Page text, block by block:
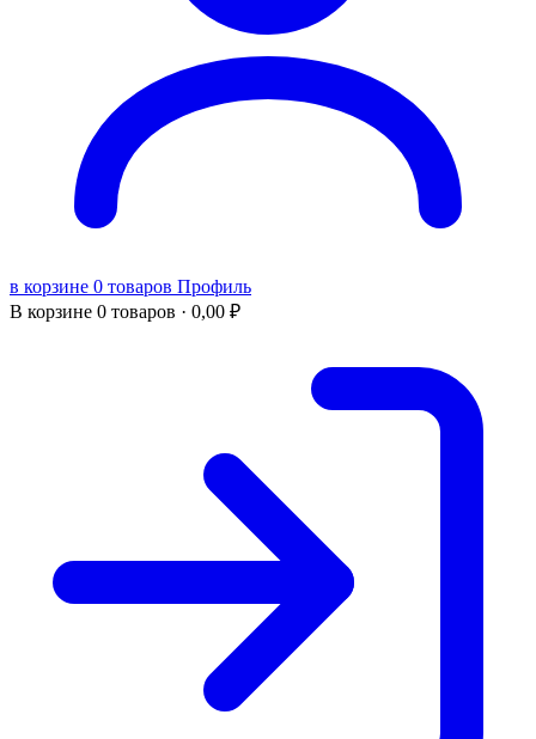
в корзине 0 товаров Профиль
В корзине 0 товаров · 0,00 ₽